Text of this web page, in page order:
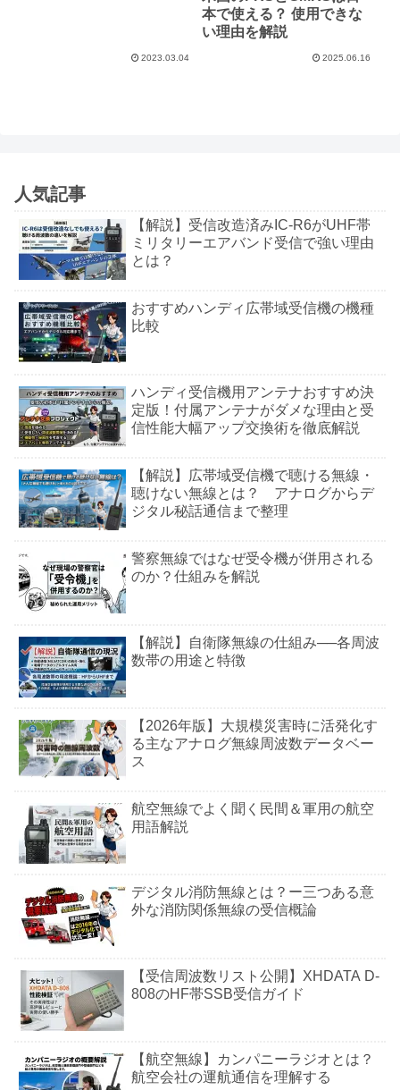
2023.03.04
本で使える？ 使用できな
い理由を解説
2025.06.16
人気記事
【解説】受信改造済みIC-R6がUHF帯
ミリタリーエアバンド受信で強い理由
とは？
おすすめハンディ広帯域受信機の機種
比較
ハンディ受信機用アンテナおすすめ決
定版！付属アンテナがダメな理由と受
信性能大幅アップ交換術を徹底解説
【解説】広帯域受信機で聴ける無線・
聴けない無線とは？ アナログからデ
ジタル秘話通信まで整理
警察無線ではなぜ受令機が併用される
のか？仕組みを解説
【解説】自衛隊無線の仕組み──各周波
数帯の用途と特徴
【2026年版】大規模災害時に活発化す
る主なアナログ無線周波数データベー
ス
航空無線でよく聞く民間＆軍用の航空
用語解説
デジタル消防無線とは？ー三つある意
外な消防関係無線の受信概論
【受信周波数リスト公開】XHDATA D-
808のHF帯SSB受信ガイド
【航空無線】カンパニーラジオとは？
航空会社の運航通信を理解する